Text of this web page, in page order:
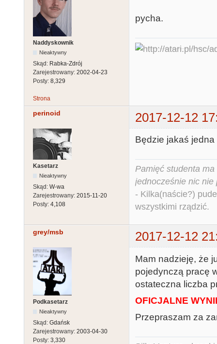
Naddyskownik
Nieaktywny
Skąd: Rabka-Zdrój
Zarejestrowany: 2002-04-23
Posty: 8,329
pycha.
Strona
perinoid 2017-12-12
Kasetarz
Nieaktywny
Skąd: W-wa
Zarejestrowany: 2015-11-20
Posty: 4,108
Będzie jakaś
Pamięć studenta
jednocześnie nic nie
- Kilka(naście?)
wszystkimi rządzić.
grey/msb 2017-12-12
Podkasetarz
Nieaktywny
Skąd: Gdańsk
Zarejestrowany: 2003-04-30
Posty: 3,330
Mam nadzieję, że
pojedynczą pracę
ostateczna liczba
OFICJALNE
Przepraszam za